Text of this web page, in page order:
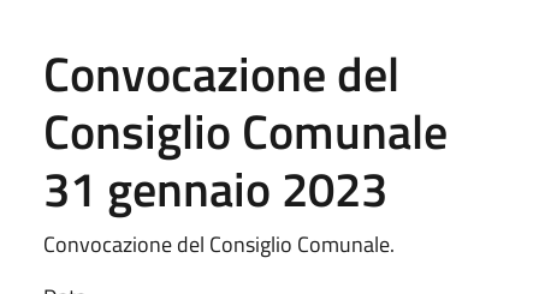
Convocazione del
Consiglio Comunale
31 gennaio 2023
Convocazione del Consiglio Comunale.